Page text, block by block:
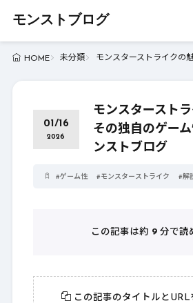
モンストブログ
HOME 未分類 モンスターストライクの
01/16
2026
モンスタースト
その独自のゲー
ンストブログ
#ゲーム性 #モンスターストライク #解
この記事は約 9 分で読
この記事のタイトルとURL